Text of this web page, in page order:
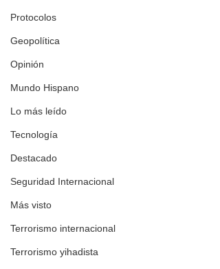
Protocolos
Geopolítica
Opinión
Mundo Hispano
Lo más leído
Tecnología
Destacado
Seguridad Internacional
Más visto
Terrorismo internacional
Terrorismo yihadista